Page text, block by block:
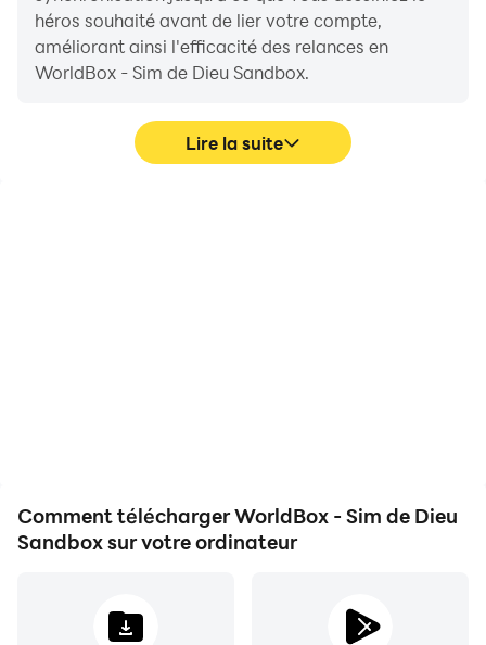
Instagram:
https://www.instagram.com/superworldbox/
héros souhaité avant de lier votre compte,
améliorant ainsi l'efficacité des relances en
WorldBox - Sim de Dieu Sandbox.
Lire la suite
Comment télécharger WorldBox - Sim de Dieu
Sandbox sur votre ordinateur